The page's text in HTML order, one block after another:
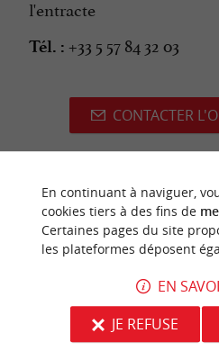
l'entracte
Tél. : +33 5 57 84 32 03
CONTACTER
dernière mise à
Source :Sirtaqui
En continuant à naviguer,
cookies tiers à des fins de
Certaines pages du site
les plateformes déposent
EN
JE REFUSE